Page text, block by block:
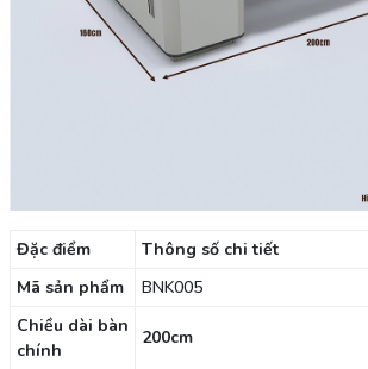
Đặc điểm
Thông số chi tiết
Mã sản phẩm
BNK005
Chiều dài bàn
chính
200cm